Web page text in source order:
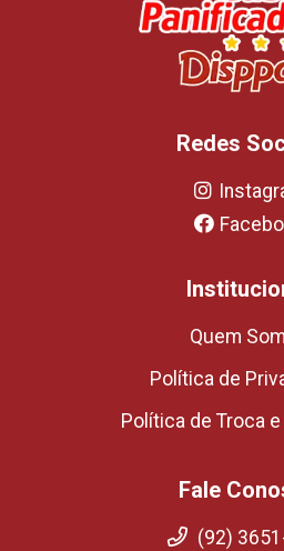
Redes
Quem
Política de
Política de Troca
Fale
(92)